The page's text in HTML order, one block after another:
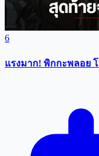
6
แรงมาก! พิกกะพลอย